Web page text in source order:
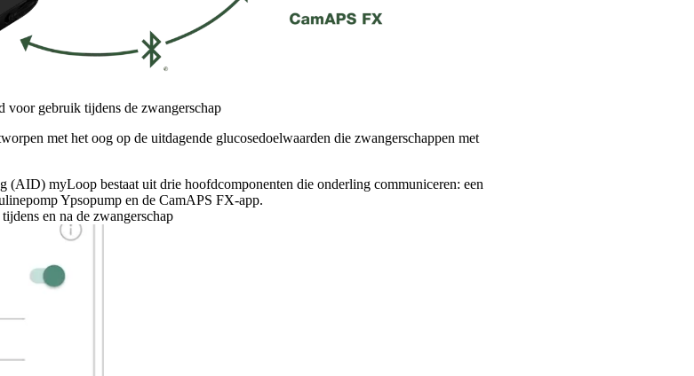
voor gebruik tijdens de zwangerschap
met het oog op de uitdagende glucosedoelwaarden die zwangerschappen met
(AID) myLoop bestaat uit drie hoofdcomponenten die onderling communiceren: een
Ypsopump en de CamAPS FX-app.
en na de zwangerschap